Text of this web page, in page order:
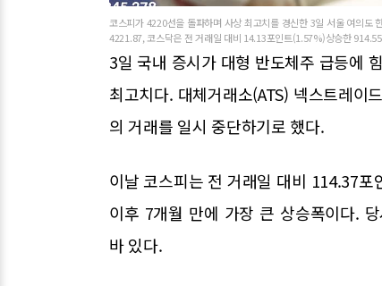
코스피가 4220선을 돌파하며 사상 최고치를 경신한 3일 서울 여의
4221.87, 코스닥은 전 거래일 대비 14.13포인트(1.57%)상승한
3일 국내 증시가 대형 반도체주 급등에
최고치다. 대체거래소(ATS) 넥스트레이
의 거래를 일시 중단하기로 했다.
이날 코스피는 전 거래일 대비 114.37
이후 7개월 만에 가장 큰 상승폭이다.
바 있다.